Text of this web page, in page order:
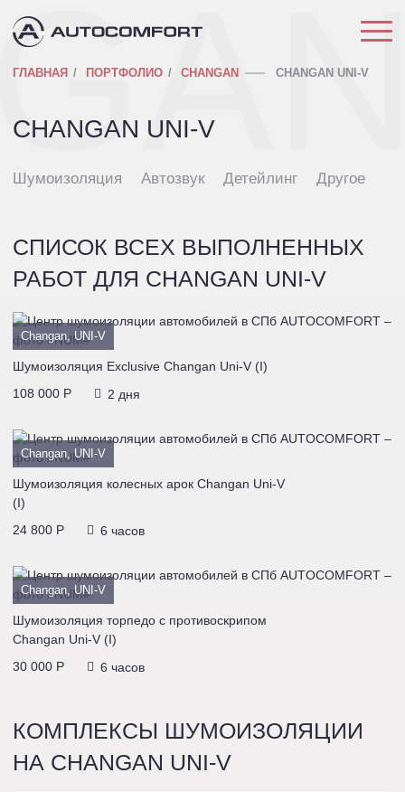
ГЛАВНАЯ ПОРТФОЛИО CHANGAN CHANGAN UNI-V
CHANGAN UNI-V
Шумоизоляция Автозвук Детейлинг Другое
СПИСОК ВСЕХ ВЫПОЛНЕННЫХ
РАБОТ ДЛЯ CHANGAN UNI-V
Changan, UNI-V
Шумоизоляция Exclusive Changan Uni-V (I)
108 000 P
2 дня
Changan, UNI-V
Шумоизоляция колесных арок Changan Uni-V
(I)
24 800 P
6 часов
Changan, UNI-V
Шумоизоляция торпедo с противоскрипом
Changan Uni-V (I)
30 000 P
6 часов
КОМПЛЕКСЫ ШУМОИЗОЛЯЦИИ
НА CHANGAN UNI-V